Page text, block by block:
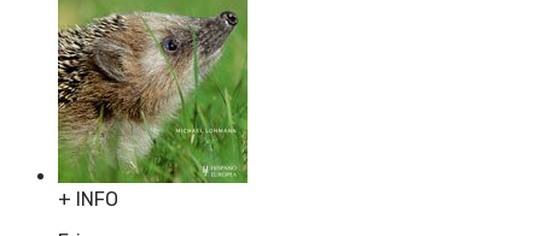
+ INFO